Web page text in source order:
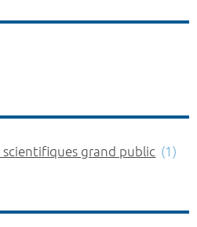
grand public (1)